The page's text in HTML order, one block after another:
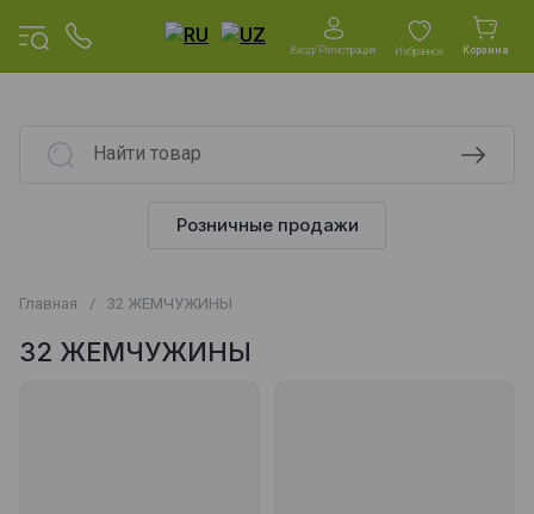
Вход/Регистрация Избранное Корзина
Розничные продажи
Главная / 32 ЖЕМЧУЖИНЫ
32 ЖЕМЧУЖИНЫ